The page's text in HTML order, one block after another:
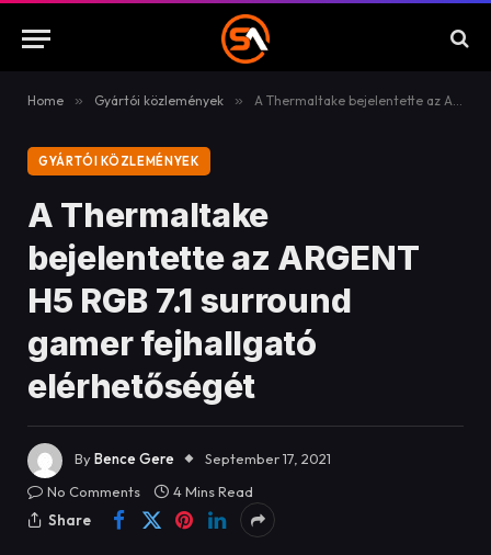
Home » Gyártói közlemények » A Thermaltake bejelentette az ARGENT H5 RGB 7.1 surround gamer fejhallgató elérhetőségét
GYÁRTÓI KÖZLEMÉNYEK
A Thermaltake
bejelentette az ARGENT
H5 RGB 7.1 surround
gamer fejhallgató
elérhetőségét
ByBence Gere
September 17, 2021
No Comments
4 Mins Read
Share